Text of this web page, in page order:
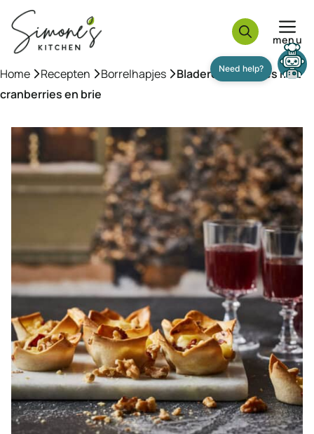
naar
inhoud
menu
Home »Recepten »Borrelhapjes »Bladerdeeg hapjes met
cranberries en brie
Need help?